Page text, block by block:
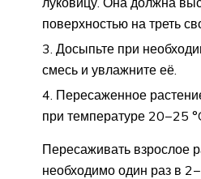
поверхностью на треть
Досыпьте при
смесь и увлажните её.
Пересаженное
при температуре 20−25
Пересаживать взрослое
необходимо один раз в